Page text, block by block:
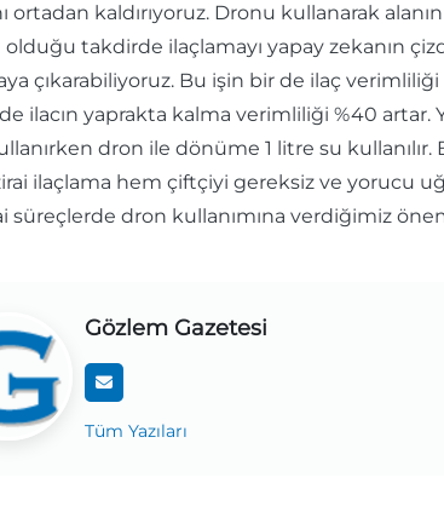
ortadan kaldırıyoruz. Dronu kullanarak
takdirde ilaçlamayı yapay zekanın
çıkarabiliyoruz. Bu işin bir de ilaç verimliliği
ilacın yaprakta kalma verimliliği %40 artar.
dron ile dönüme 1 litre su
ilaçlama hem çiftçiyi gereksiz ve yorucu
süreçlerde dron kullanımına verdiğimiz
Gözlem Gazetesi
Tüm Yazıları